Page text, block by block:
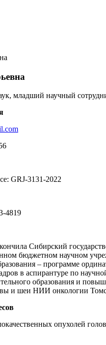
младший научный
GRJ-3131-2022
4819
Сибирский
бюджетном научном
– программе
в аспирантуре по
образования и
и шеи НИИ онкологии
опухолей